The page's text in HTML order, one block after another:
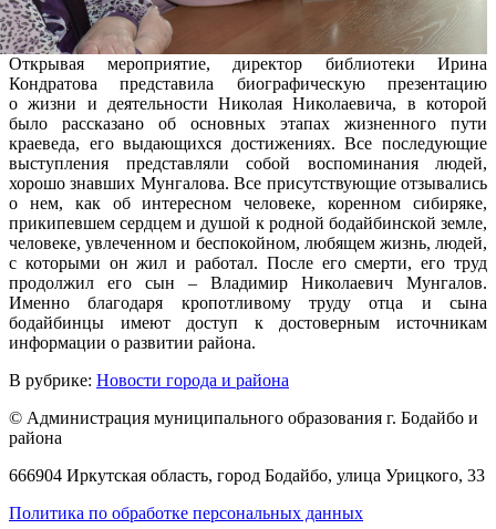
Открывая мероприятие, директор библиотеки Ирина
Кондратова представила биографическую презентацию
о жизни и деятельности Николая Николаевича, в которой
было рассказано об основных этапах жизненного пути
краеведа, его выдающихся достижениях. Все последующие
выступления представляли собой воспоминания людей,
хорошо знавших Мунгалова. Все присутствующие отзывались
о нем, как об интересном человеке, коренном сибиряке,
прикипевшем сердцем и душой к родной бодайбинской земле,
человеке, увлеченном и беспокойном, любящем жизнь, людей,
с которыми он жил и работал. После его смерти, его труд
продолжил его сын – Владимир Николаевич Мунгалов.
Именно благодаря кропотливому труду отца и сына
бодайбинцы имеют доступ к достоверным источникам
информации о развитии района.
В рубрике: Новости города и района
© Администрация муниципального образования г. Бодайбо и
района
666904 Иркутская область, город Бодайбо, улица Урицкого, 33
Политика по обработке персональных данных